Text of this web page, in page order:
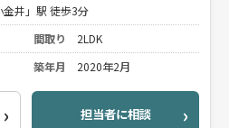
井」駅 徒歩3分
間取り
2LDK
築年月 2020年2月
担当者に相談